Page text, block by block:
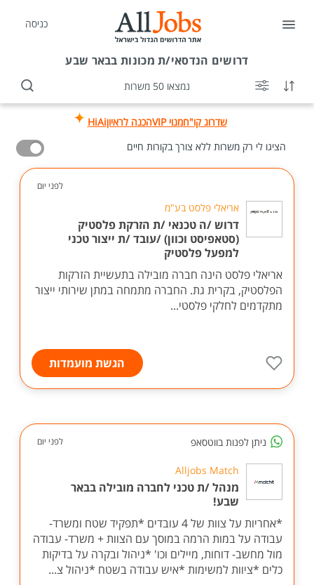
כניסה
דרושים הנדסאי/ת מכונות בבאר שבע
נמצאו 50 משרות
שדרוג קו"חמנוי VIP הכנה לראיוןHiAi
הציגו לי רק משרות ללא צורך בקורות חיים
לפני יום
אריאלי פלסט בע"מ
דרוש /ה טכנאי /ת הזרקת פלסטיק
(סטאפיסט וכוון) /עובד /ת ייצור טכני
למפעל פלסטיק
אריאלי פלסט הינה חברה מובילה בתעשיית הזרקות
הפלסטיק, בקרית גת. החברה מתמחה במתן שירותי ייצור
מתקדמים לחלקי פלסטי...
הגשת מועמדות
ניתן לפנות בווטסאפ לפני יום
Alljobs Match
מנהל /ת טכני לחברה מובילה בבאר
שבע!
*אחריות על צוות של 4 עובדים *תפקיד שטח ומשרד-
עבודה על במות הרמה במוסך עם הצוות + משרד- עבודה
מול מחשב- דוחות, מיילים וכו' *ניהול ובקרה על בדיקות
כלים *ציוות למשימות *איש עבודה בשטח *ניהול צ...